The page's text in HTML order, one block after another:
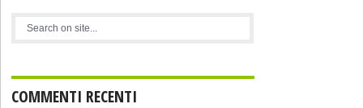
COMMENTI RECENTI